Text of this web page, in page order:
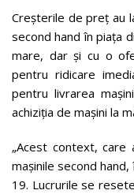
Creșterile de preț au
second hand în piața
mare, dar și cu o
pentru ridicare
pentru livrarea
achiziția de mașini la
„Acest context,
mașinile second
19. Lucrurile se